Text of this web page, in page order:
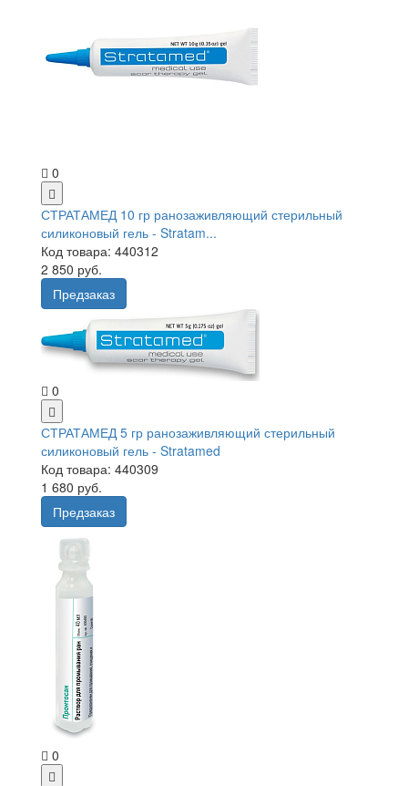
0
СТРАТАМЕД 10 гр ранозаживляющий стерильный
силиконовый гель - Stratam...
Код товара: 440312
2 850 руб.
Предзаказ
0
СТРАТАМЕД 5 гр ранозаживляющий стерильный
силиконовый гель - Stratamed
Код товара: 440309
1 680 руб.
Предзаказ
0